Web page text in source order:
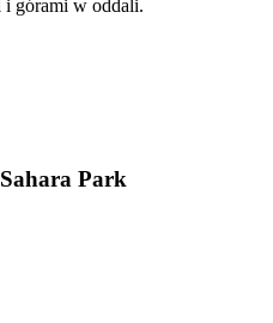
Sahara Park